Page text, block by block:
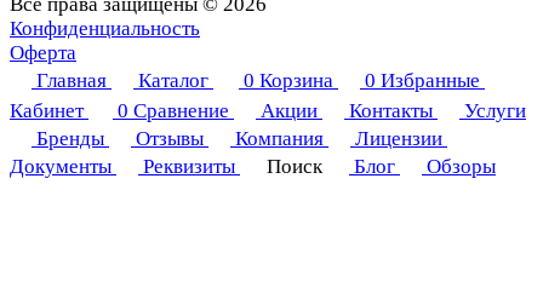
Конфиденциальность
Оферта
Главная
Каталог 0 Корзина 0 Избранные
Кабинет
0 Сравнение Акции Контакты
Услуги
Бренды
Отзывы Компания
Лицензии
Документы
Реквизиты Поиск Блог Обзоры